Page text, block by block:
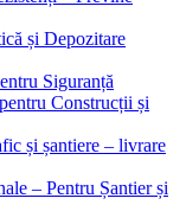
și Depozitare
Siguranță
Construcții și
și șantiere – livrare
– Pentru Șantier și